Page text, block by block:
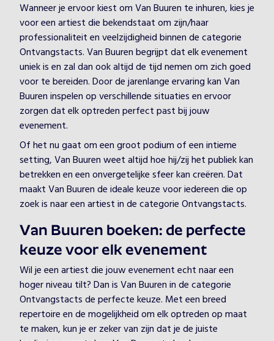
Wanneer je ervoor kiest om Van Buuren te inhuren, kies je
voor een artiest die bekendstaat om zijn/haar
professionaliteit en veelzijdigheid binnen de categorie
Ontvangstacts. Van Buuren begrijpt dat elk evenement
uniek is en zal dan ook altijd de tijd nemen om zich goed
voor te bereiden. Door de jarenlange ervaring kan Van
Buuren inspelen op verschillende situaties en ervoor
zorgen dat elk optreden perfect past bij jouw
evenement.
Of het nu gaat om een groot podium of een intieme
setting, Van Buuren weet altijd hoe hij/zij het publiek kan
betrekken en een onvergetelijke sfeer kan creëren. Dat
maakt Van Buuren de ideale keuze voor iedereen die op
zoek is naar een artiest in de categorie Ontvangstacts.
Van Buuren boeken: de perfecte
keuze voor elk evenement
Wil je een artiest die jouw evenement echt naar een
hoger niveau tilt? Dan is Van Buuren in de categorie
Ontvangstacts de perfecte keuze. Met een breed
repertoire en de mogelijkheid om elk optreden op maat
te maken, kun je er zeker van zijn dat je de juiste